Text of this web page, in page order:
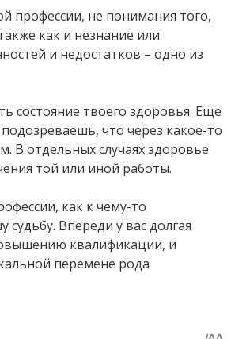
профессии, не понимания того,
как и незнание или
и недостатков – одно из
состояние твоего здоровья. Еще
что через какое-то
В отдельных случаях здоровье
той или иной работы.
как к чему-то
Впереди у вас долгая
квалификации, и
перемене рода